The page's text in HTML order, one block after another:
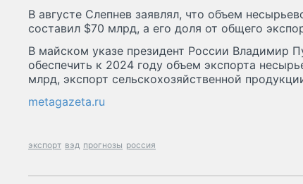
В августе Слепнев заявлял, что объем
составил $70 млрд, а его доля от общего
В майском указе президент России Владимир
обеспечить к 2024 году объем экспорта
млрд, экспорт сельскохозяйственной
metagazeta.ru
экспорт вэд прогнозы россия